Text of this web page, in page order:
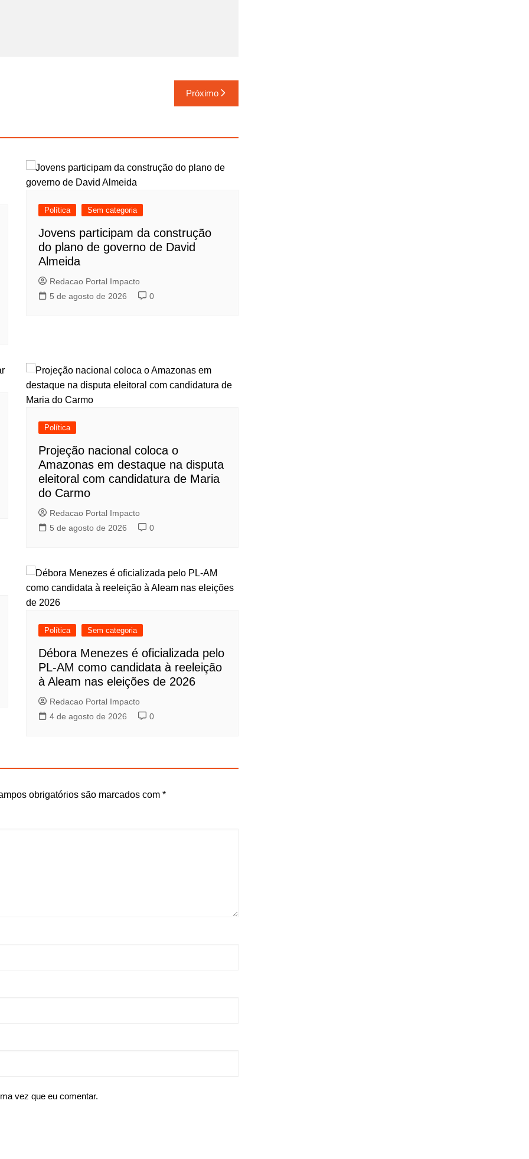
Próximo
Política Sem categoria
Jovens participam da construção
do plano de governo de David
Almeida
Redacao Portal Impacto
5 de agosto de 2026
0
Política
Projeção nacional coloca o
Amazonas em destaque na disputa
eleitoral com candidatura de Maria
do Carmo
Redacao Portal Impacto
5 de agosto de 2026
0
Política Sem categoria
Débora Menezes é oficializada pelo
PL-AM como candidata à reeleição
à Aleam nas eleições de 2026
Redacao Portal Impacto
4 de agosto de 2026
0
obrigatórios são marcados com *
vez que eu comentar.